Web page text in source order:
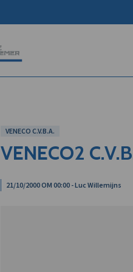
VENECO C.V.B.A.
VENECO2
21/10/2000 OM 00:00 - Luc Willemijns